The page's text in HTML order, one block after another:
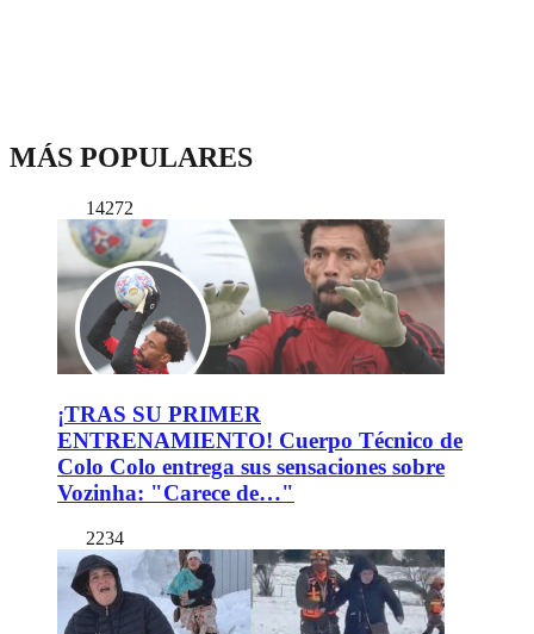
MÁS POPULARES
14272
¡TRAS SU PRIMER
ENTRENAMIENTO! Cuerpo Técnico de
Colo Colo entrega sus sensaciones sobre
Vozinha: "Carece de…"
2234